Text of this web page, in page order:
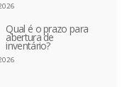
Qual é o prazo para
abertura de
inventário?